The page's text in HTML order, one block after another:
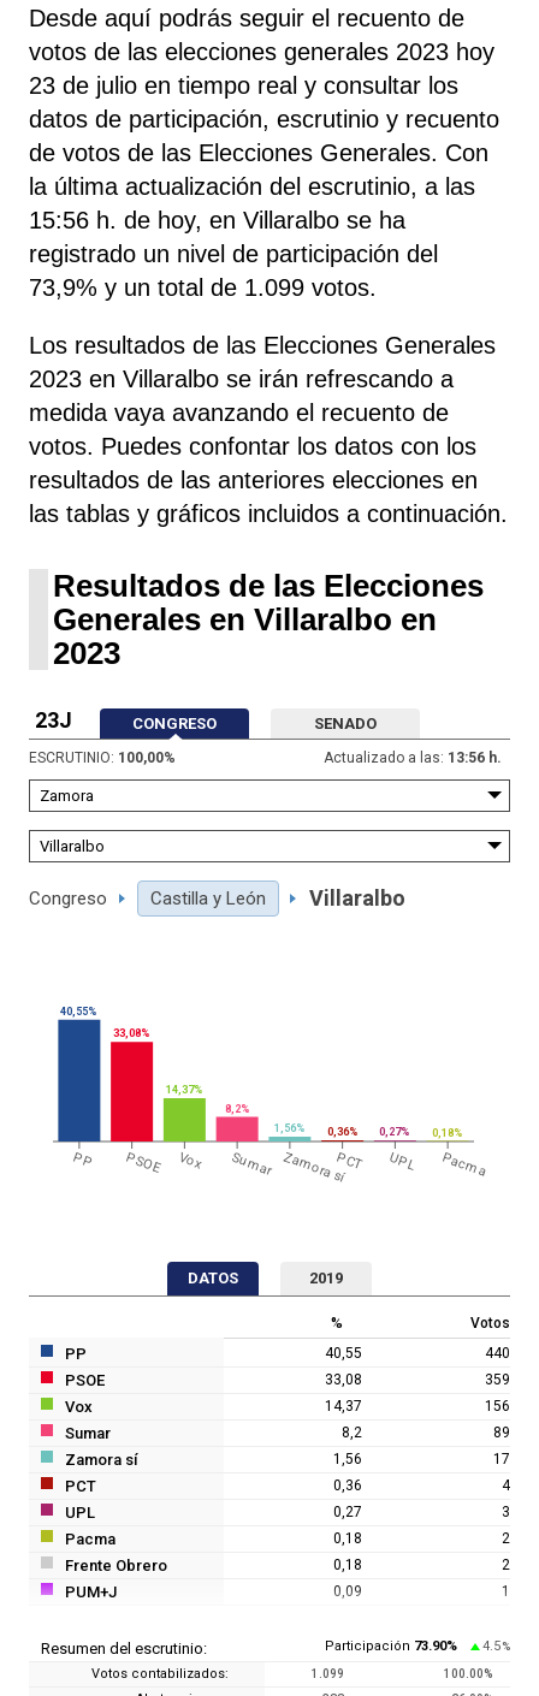
Desde aquí podrás seguir el recuento de
votos de las elecciones generales 2023 hoy
23 de julio en tiempo real y consultar los
datos de participación, escrutinio y recuento
de votos de las Elecciones Generales. Con
la última actualización del escrutinio, a las
15:56 h. de hoy, en Villaralbo se ha
registrado un nivel de participación del
73,9% y un total de 1.099 votos.
Los resultados de las Elecciones Generales
2023 en Villaralbo se irán refrescando a
medida vaya avanzando el recuento de
votos. Puedes confontar los datos con los
resultados de las anteriores elecciones en
las tablas y gráficos incluidos a continuación.
Resultados de las Elecciones
Generales en Villaralbo en
2023
23J CONGRESO SENADO
ESCRUTINIO: 100,00% Actualizado a las: 13:56 h.
Congreso Castilla y León Villaralbo
PP PSOE Vox Sumar Zamora síPCT UPL Pacma
40,55%
33,08%
14,37%
8,2%
1,56% 0,36% 0,27% 0,18%
DATOS 2019
% Votos
PP 40,55 440
PSOE 33,08 359
Vox 14,37 156
Sumar 8,2 89
Zamora sí 1,56 17
PCT 0,36 4
UPL 0,27 3
Pacma 0,18 2
Frente Obrero 0,18 2
PUM+J 0,09 1
Resumen del escrutinio: Participación 73.90% 4.5 %
Votos contabilizados: 1.099 100.00%